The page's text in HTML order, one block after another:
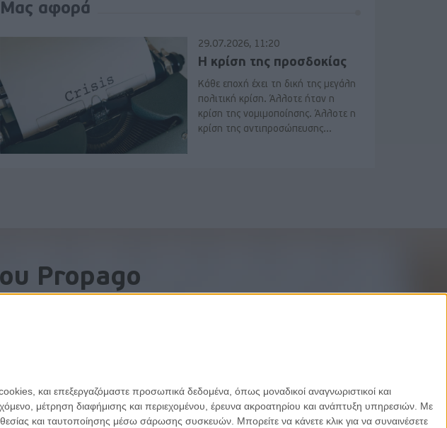
και επεξεργαζόμαστε προσωπικά δεδομένα, όπως μοναδικοί αναγνωριστικοί και
μέτρηση διαφήμισης και περιεχομένου, έρευνα ακροατηρίου και ανάπτυξη υπηρεσιών. Με
και ταυτοποίησης μέσω σάρωσης συσκευών. Μπορείτε να κάνετε κλικ για να συναινέσετε
Μας αφορά
29.07.2026, 11:20
Η κρίση της προσδοκίας
Κάθε εποχή έχει τη δική της μεγάλη
πολιτική κρίση. Άλλοτε ήταν η
κρίση της νομιμοποίησης. Άλλοτε η
κρίση της αντιπροσώπευσης...
Propago
στο email σας